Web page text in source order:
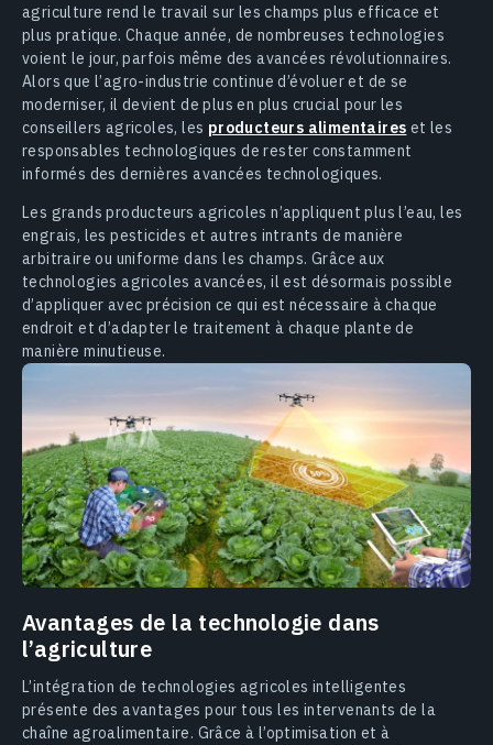
agriculture rend le travail sur les champs plus efficace et
plus pratique. Chaque année, de nombreuses technologies
voient le jour, parfois même des avancées révolutionnaires.
Alors que l’agro-industrie continue d’évoluer et de se
moderniser, il devient de plus en plus crucial pour les
conseillers agricoles, les producteurs alimentaires et les
responsables technologiques de rester constamment
informés des dernières avancées technologiques.
Les grands producteurs agricoles n’appliquent plus l’eau, les
engrais, les pesticides et autres intrants de manière
arbitraire ou uniforme dans les champs. Grâce aux
technologies agricoles avancées, il est désormais possible
d’appliquer avec précision ce qui est nécessaire à chaque
endroit et d’adapter le traitement à chaque plante de
manière minutieuse.
Avantages de la technologie dans
l’agriculture
L’intégration de technologies agricoles intelligentes
présente des avantages pour tous les intervenants de la
chaîne agroalimentaire. Grâce à l’optimisation et à